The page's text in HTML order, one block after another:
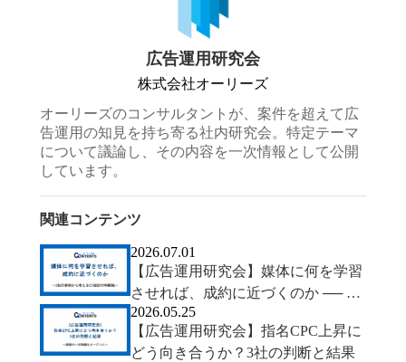
広告運用研究会
株式会社オーリーズ
オーリーズのコンサルタントが、案件を超えて広
告運用の知見を持ち寄る社内研究会。特定テーマ
について議論し、その内容を一次情報として公開
しています。
関連コンテンツ
2026.07.01
【広告運用研究会】媒体に何を学習
させれば、成約に近づくのか ── 2
社の事例から考えるCV設計の判断
軸
2026.05.25
【広告運用研究会】指名CPC上昇に
どう向き合うか？3社の判断と結果